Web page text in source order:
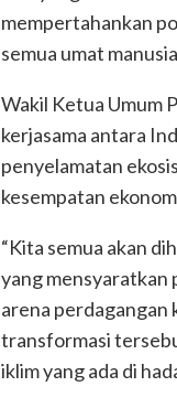
mempertahankan
semua umat
Wakil Ketua Umum
kerjasama antara
penyelamatan
kesempatan
“Kita semua akan
yang mensyaratkan
arena perdagangan
transformasi
iklim yang ada di